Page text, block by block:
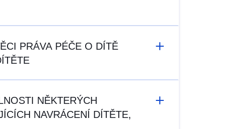
PRÁVA PÉČE O DÍTĚ
NĚKTERÝCH
NAVRÁCENÍ DÍTĚTE,